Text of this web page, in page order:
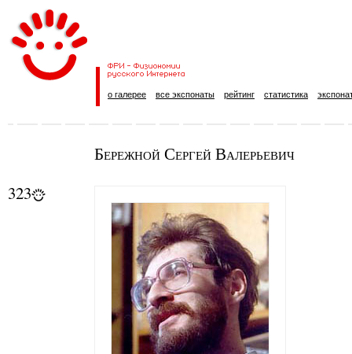
о галерее все экспонаты рейтинг статистика
Бережной Сергей Валерьевич
323